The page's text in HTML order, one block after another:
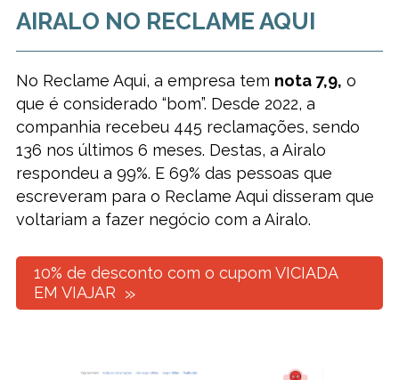
AIRALO NO RECLAME AQUI
No Reclame Aqui, a empresa tem nota 7,9, o
que é considerado “bom”. Desde 2022, a
companhia recebeu 445 reclamações, sendo
136 nos últimos 6 meses. Destas, a Airalo
respondeu a 99%. E 69% das pessoas que
escreveram para o Reclame Aqui disseram que
voltariam a fazer negócio com a Airalo.
10% de desconto com o cupom VICIADA
EM VIAJAR